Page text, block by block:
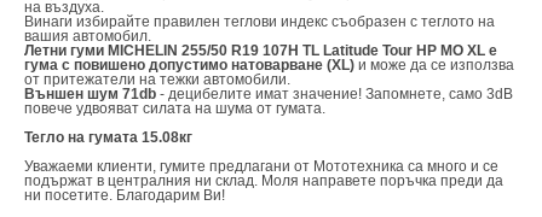
на въздуха.
Винаги избирайте правилен теглови индекс съобразен с теглото на
вашия автомобил.
Летни гуми MICHELIN 255/50 R19 107H TL Latitude Tour HP MO XL е
гума с повишено допустимо натоварване (XL) и може да се използва
от притежатели на тежки автомобили.
Външен шум 71db - децибелите имат значение! Запомнете, само 3dB
повече удвояват силата на шума от гумата.
Тегло на гумата 15.08кг
Уважаеми клиенти, гумите предлагани от Мототехника са много и се
подържат в централния ни склад. Моля направете поръчка преди да
ни посетите. Благодарим Ви!